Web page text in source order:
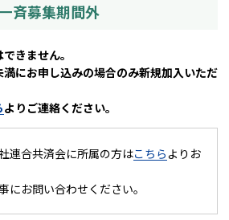
斉募集期間外
きません。
にお申し込みの場合のみ新規加入いただ
よりご連絡ください。
連合共済会に所属の方はこちら よりお
にお問い合わせください。